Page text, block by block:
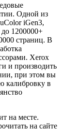
Одной из
iGen3,
до 1200000+
страниц. В
Xerox
и производить
при этом вы
калибровку в
на месте.
на сайте